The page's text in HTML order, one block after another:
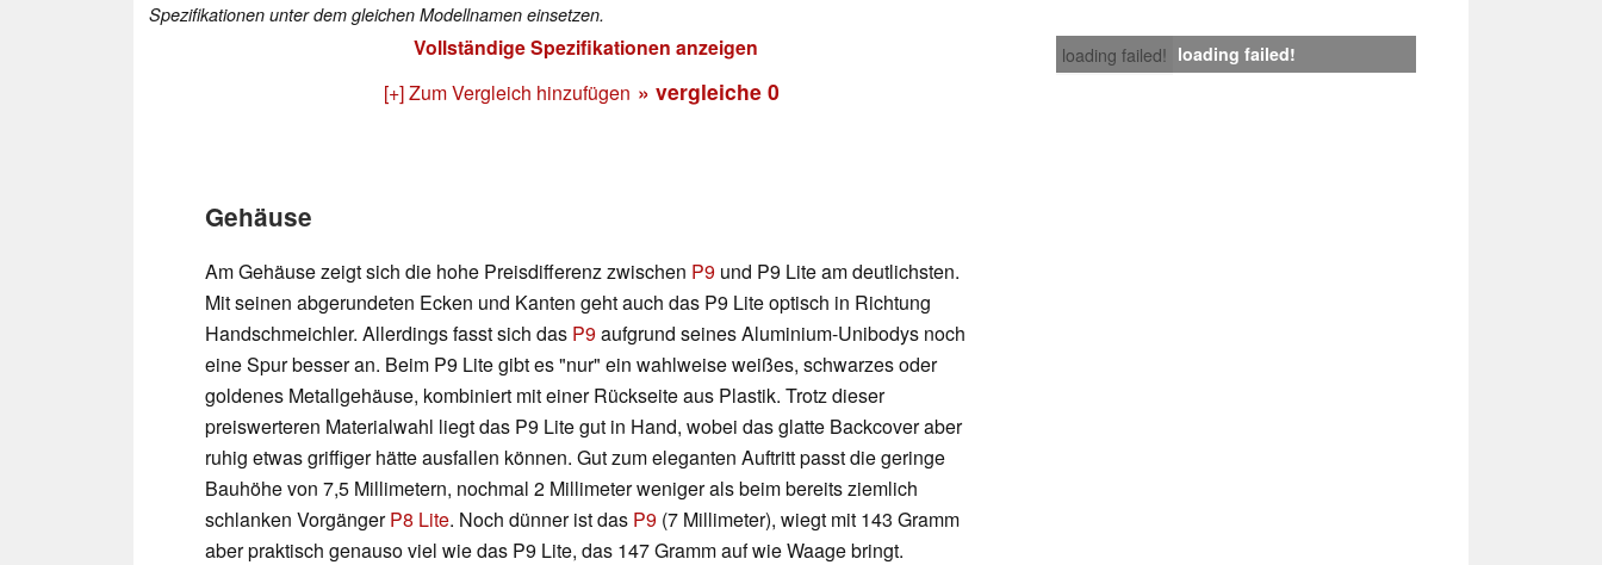
loading failed! loading failed!
Spezifikationen unter dem gleichen Modellnamen einsetzen.
Vollständige Spezifikationen anzeigen
[+] Zum Vergleich hinzufügen » vergleiche 0
Gehäuse
Am Gehäuse zeigt sich die hohe Preisdifferenz zwischen P9 und P9 Lite am deutlichsten.
Mit seinen abgerundeten Ecken und Kanten geht auch das P9 Lite optisch in Richtung
Handschmeichler. Allerdings fasst sich das P9aufgrund seines Aluminium-Unibodys noch
eine Spur besser an. Beim P9 Lite gibt es "nur" ein wahlweise weißes, schwarzes oder
goldenes Metallgehäuse, kombiniert mit einer Rückseite aus Plastik. Trotz dieser
preiswerteren Materialwahl liegt das P9 Lite gut in Hand, wobei das glatte Backcover aber
ruhig etwas griffiger hätte ausfallen können. Gut zum eleganten Auftritt passt die geringe
Bauhöhe von 7,5 Millimetern, nochmal 2 Millimeter weniger als beim bereits ziemlich
schlanken VorgängerP8 Lite. Noch dünner ist das P9 (7 Millimeter), wiegt mit 143 Gramm
aber praktisch genauso viel wie das P9 Lite, das 147 Gramm auf wie Waage bringt.